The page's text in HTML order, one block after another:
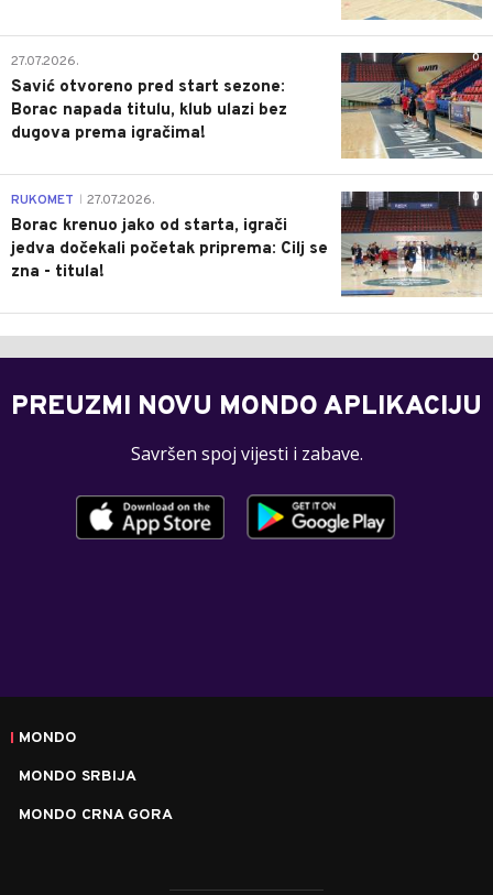
0
27.07.2026.
Savić otvoreno pred start sezone:
Borac napada titulu, klub ulazi bez
dugova prema igračima!
0
RUKOMET 27.07.2026.
Borac krenuo jako od starta, igrači
jedva dočekali početak priprema: Cilj se
zna - titula!
PREUZMI NOVU MONDO APLIKACIJU
Savršen spoj vijesti i zabave.
MONDO
MONDO SRBIJA
MONDO CRNA GORA